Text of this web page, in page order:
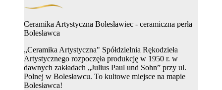
Ceramika Artystyczna Bolesławiec - ceramiczna perła
Bolesławca
„Ceramika Artystyczna" Spółdzielnia Rękodzieła
Artystycznego rozpoczęła produkcję w 1950 r. w
dawnych zakładach „Julius Paul und Sohn” przy ul.
Polnej w Bolesławcu. To kultowe miejsce na mapie
Bolesławca!